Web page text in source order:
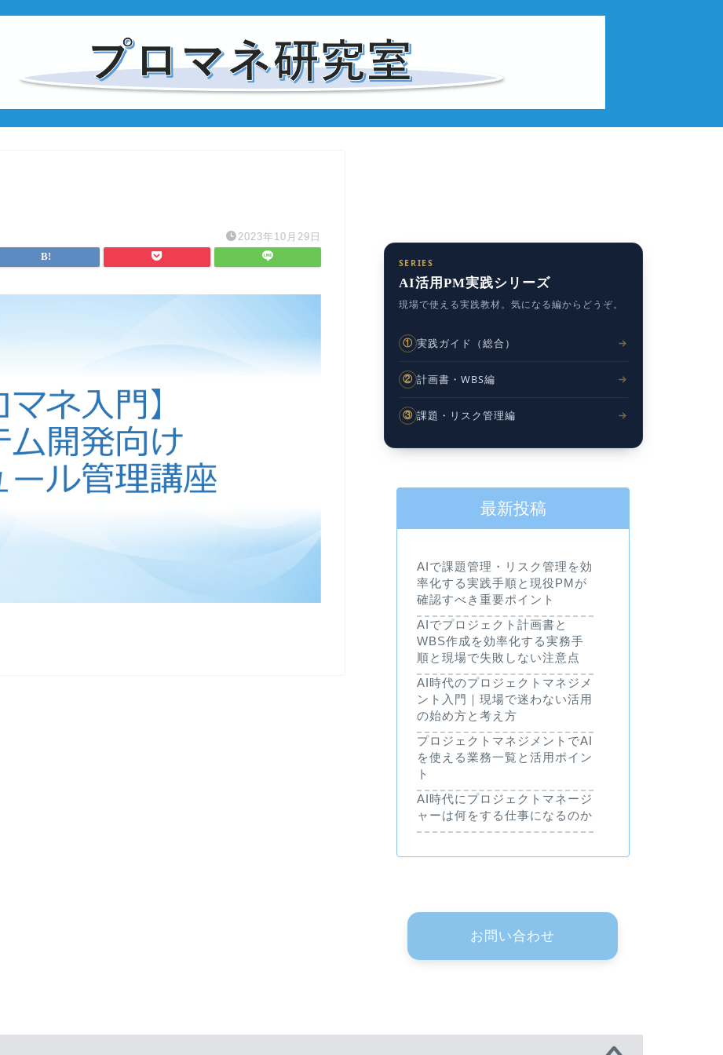
2023年10月29日
SERIES
AI活用PM実践シリーズ
現場で使える実践教材。気になる編からどうぞ。
① 実践ガイド（総合）
② 計画書・WBS編
③ 課題・リスク管理編
最新投稿
AIで課題管理・リスク管理を効
率化する実践手順と現役PMが
確認すべき重要ポイント
AIでプロジェクト計画書と
WBS作成を効率化する実務手
順と現場で失敗しない注意点
AI時代のプロジェクトマネジメ
ント入門｜現場で迷わない活用
の始め方と考え方
プロジェクトマネジメントでAI
を使える業務一覧と活用ポイン
ト
AI時代にプロジェクトマネージ
ャーは何をする仕事になるのか
お問い合わせ